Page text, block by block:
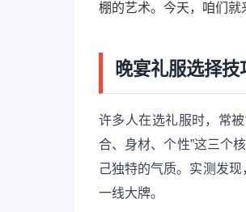
棚的艺术。今天，咱们就
晚宴礼服选择
许多人在选礼服时，常
合、身材、个性”这三个
己独特的气质。实测发
一线大牌。